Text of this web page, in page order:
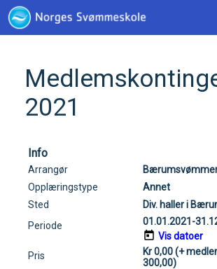
2021
Info
Arrangør
Opplæringstype
Annet
Sted
Div. haller i
Periode
01.01.2021-
Vis datoer
Pris
Kr 0,00 (+
300,00)